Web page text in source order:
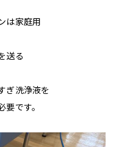
は家庭用
送る
ぎ洗浄液を
です。